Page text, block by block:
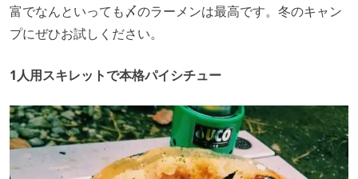
富でなんといっても〆のラーメンは最高です。冬のキャン
プにぜひお試しください。
1人用スキレットで本格パイシチュー